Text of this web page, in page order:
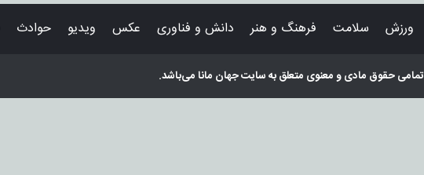
ورزش سلامت فرهنگ و هنر دانش و فناوری عکس ویدیو حوادث
تمامی حقوق مادی و معنوی متعلق به سایتجهان مانامی‌باشد.